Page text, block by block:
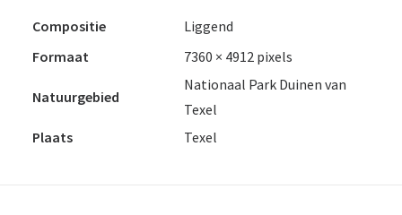
Compositie
Liggend
Formaat
7360 × 4912 pixels
Natuurgebied
Nationaal Park Duinen van
Texel
Plaats
Texel